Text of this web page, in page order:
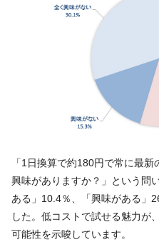
「1日換算で約180円で常に最新
興味がありますか？」という問
ある」10.4％、「興味がある」
した。低コストで試せる魅力が
可能性を示唆しています。